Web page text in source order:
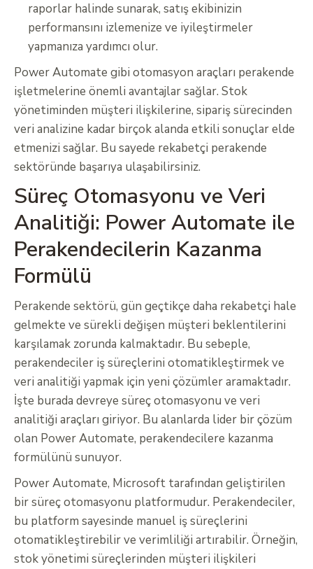
raporlar halinde sunarak, satış ekibinizin
performansını izlemenize ve iyileştirmeler
yapmanıza yardımcı olur.
Power Automate gibi otomasyon araçları perakende
işletmelerine önemli avantajlar sağlar. Stok
yönetiminden müşteri ilişkilerine, sipariş sürecinden
veri analizine kadar birçok alanda etkili sonuçlar elde
etmenizi sağlar. Bu sayede rekabetçi perakende
sektöründe başarıya ulaşabilirsiniz.
Süreç Otomasyonu ve Veri
Analitiği: Power Automate ile
Perakendecilerin Kazanma
Formülü
Perakende sektörü, gün geçtikçe daha rekabetçi hale
gelmekte ve sürekli değişen müşteri beklentilerini
karşılamak zorunda kalmaktadır. Bu sebeple,
perakendeciler iş süreçlerini otomatikleştirmek ve
veri analitiği yapmak için yeni çözümler aramaktadır.
İşte burada devreye süreç otomasyonu ve veri
analitiği araçları giriyor. Bu alanlarda lider bir çözüm
olan Power Automate, perakendecilere kazanma
formülünü sunuyor.
Power Automate, Microsoft tarafından geliştirilen
bir süreç otomasyonu platformudur. Perakendeciler,
bu platform sayesinde manuel iş süreçlerini
otomatikleştirebilir ve verimliliği artırabilir. Örneğin,
stok yönetimi süreçlerinden müşteri ilişkileri